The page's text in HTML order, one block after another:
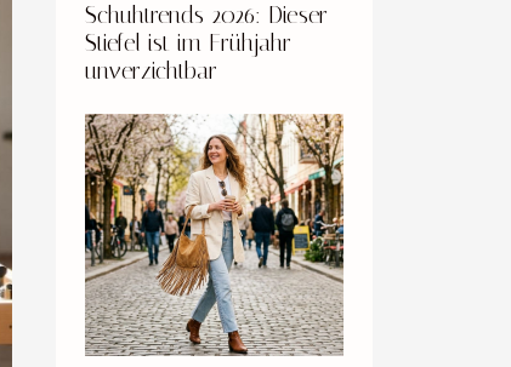
Schuhtrends 2026: Dieser
Stiefel ist im Frühjahr
unverzichtbar